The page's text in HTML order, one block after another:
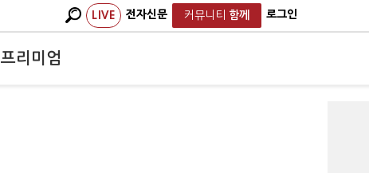
LIVE 전자신문 커뮤니티 함께 로그인
프리미엄